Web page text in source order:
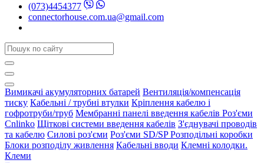
(073)4454377
connectorhouse.com.ua@gmail.com
Вимикачі акумуляторних батарей Вентиляція/компенсація
тиску Кабельні / трубні втулки Кріплення кабелю і
гофротруби/труб Мембранні панелі введення кабелів Роз'єми
Cnlinko Щіткові системи введення кабелів З'єднувачі проводів
та кабелю Силові роз'єми Роз'єми SD/SPРозподільні коробки
Блоки розподілу живлення Кабельні вводи Клемні колодки.
Клеми